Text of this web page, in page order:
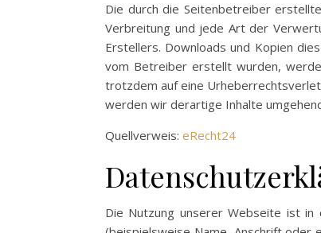
Die durch die Seitenbetreiber
Verbreitung und jede Art der
Erstellers. Downloads und Kopien
vom Betreiber erstellt wurden,
trotzdem auf eine
werden wir derartige Inhalte
Quellverweis: eRecht24
Die Nutzung unserer Webseite ist in